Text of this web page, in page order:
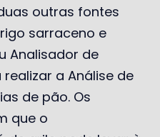
outras fontes
sarraceno e
Analisador de
a Análise de
de pão. Os
que o